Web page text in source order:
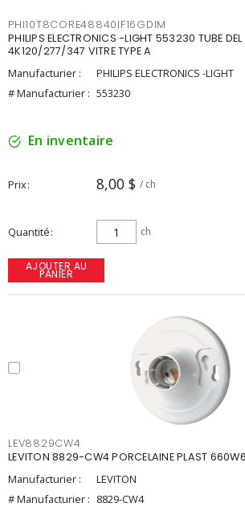
PHI10T8CORE48840IF16GDIM
PHILIPS ELECTRONICS -LIGHT 553230 TUBE
4K120/277/347 VITRE TYPE A
Manufacturier :
PHILIPS ELECTRONICS -LIGHT
# Manufacturier : 553230
En inventaire
Prix 8,00 $ / ch
Quantité ch
AJOUTER AU
PANIER
LEV8829CW4
LEVITON 8829-CW4 PORCELAINE PLAST
Manufacturier :
LEVITON
# Manufacturier : 8829-CW4